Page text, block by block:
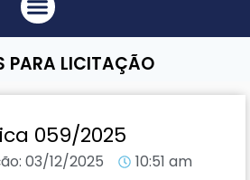
PARA LICITAÇÃO
059/2025
03/12/2025 10:51 am